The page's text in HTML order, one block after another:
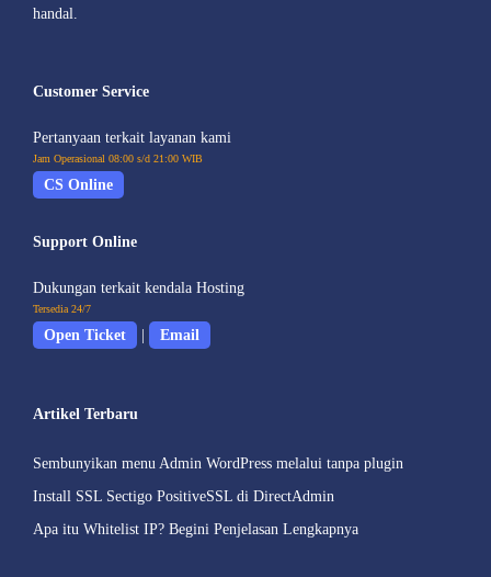
handal.
Customer Service
Pertanyaan terkait layanan kami
Jam Operasional 08:00 s/d 21:00 WIB
CS Online
Support Online
Dukungan terkait kendala Hosting
Tersedia 24/7
Open Ticket Email
Artikel Terbaru
Sembunyikan menu Admin WordPress melalui tanpa plugin
Install SSL Sectigo PositiveSSL di DirectAdmin
Apa itu Whitelist IP? Begini Penjelasan Lengkapnya